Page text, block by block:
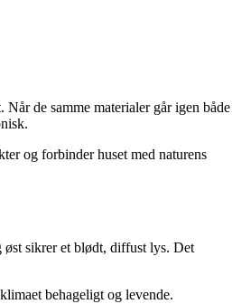
de samme materialer går igen både
og forbinder huset med naturens
øst sikrer et blødt, diffust lys. Det
behageligt og levende.